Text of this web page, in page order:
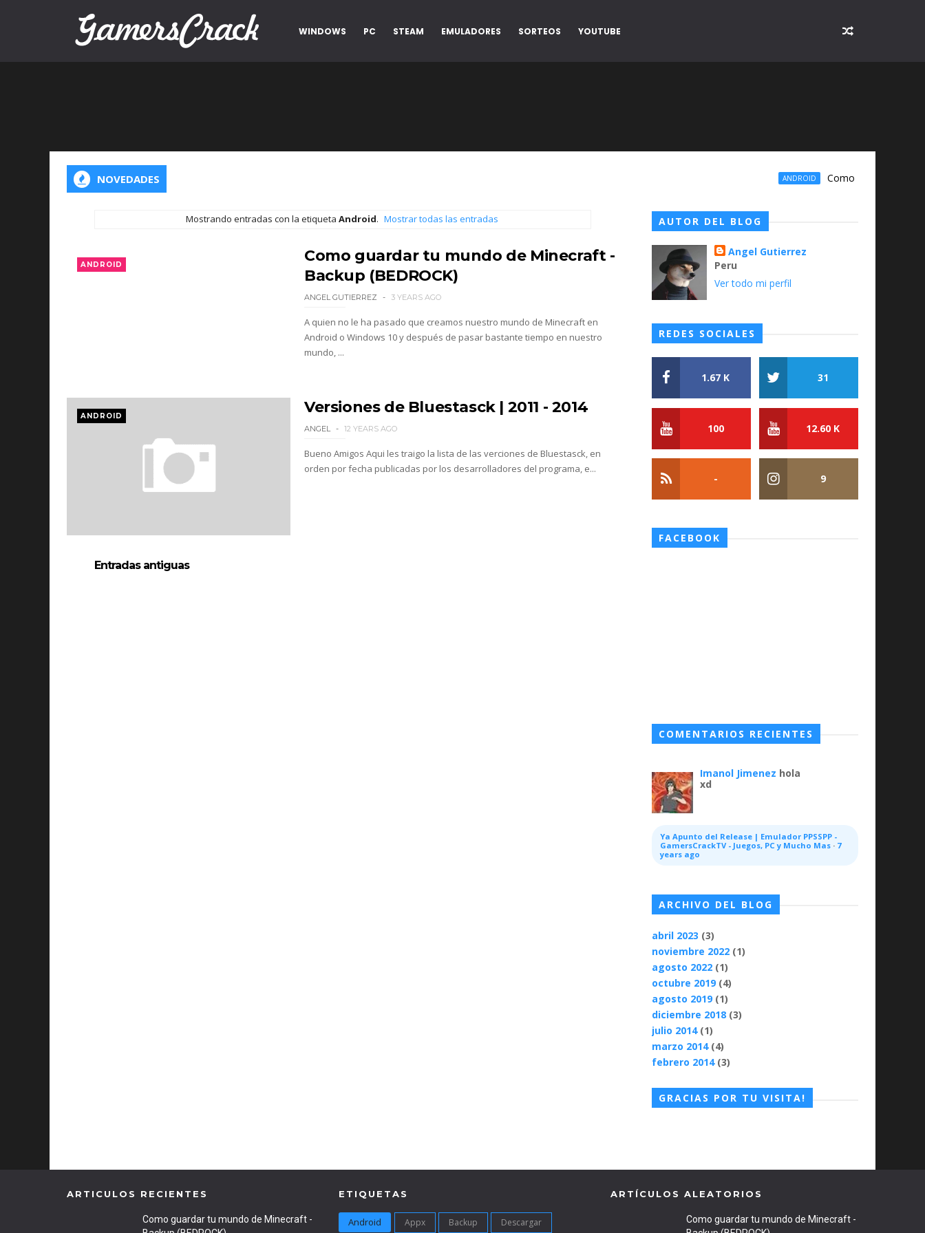
WINDOWS PC STEAM EMULADORES SORTEOS YOUTUBE
NOVEDADES ANDROID Como guardar tu
Mostrando entradas con la etiqueta Android. Mostrar todas las entradas
ANDROID
Como guardar tu mundo de Minecraft -
Backup (BEDROCK)
ANGEL GUTIERREZ 3 YEARS AGO
A quien no le ha pasado que creamos nuestro mundo de Minecraft en
Android o Windows 10 y después de pasar bastante tiempo en nuestro
mundo, ...
ANDROID Versiones de Bluestasck | 2011 - 2014
ANGEL 12 YEARS AGO
Bueno Amigos Aqui les traigo la lista de las verciones de Bluestasck, en
orden por fecha publicadas por los desarrolladores del programa, e...
Entradas antiguas
AUTOR DEL BLOG
Angel Gutierrez
Peru
Ver todo mi perfil
REDES SOCIALES
1.67 K 31
100 12.60 K
- 9
FACEBOOK
COMENTARIOS RECIENTES
Imanol Jimenez hola
xd
Ya Apunto del Release | Emulador PPSSPP -
GamersCrackTV - Juegos, PC y Mucho Mas · 7
years ago
ARCHIVO DEL BLOG
abril 2023 (3)
noviembre 2022 (1)
agosto 2022 (1)
octubre 2019 (4)
agosto 2019 (1)
diciembre 2018 (3)
julio 2014(1)
marzo 2014(4)
febrero 2014(3)
GRACIAS POR TU VISITA!
ARTICULOS RECIENTES
Como guardar tu mundo de Minecraft -
ETIQUETAS
Android Appx Backup Descargar
ARTÍCULOS ALEATORIOS
Como guardar tu mundo de Minecraft -